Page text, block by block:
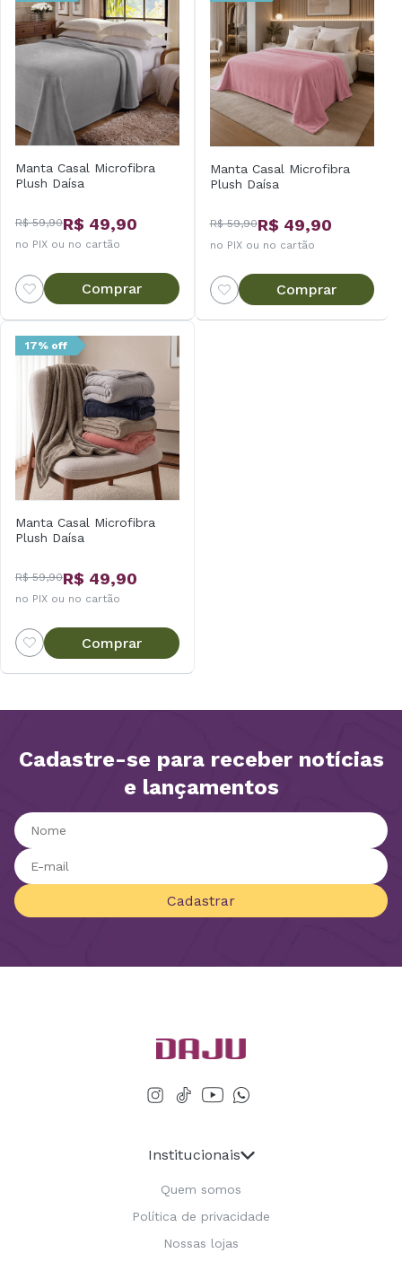
Manta Casal Microfibra
Plush Daísa
R$ 59,90R$ 49,90
no PIX ou no cartão
Comprar
Manta Casal Microfibra
Plush Daísa
R$ 59,90R$ 49,90
no PIX ou no cartão
Comprar
17% off
Manta Casal Microfibra
Plush Daísa
R$ 59,90R$ 49,90
no PIX ou no cartão
Comprar
Cadastre-se para receber notícias
e lançamentos
Cadastrar
Institucionais
Quem somos
Política de privacidade
Nossas lojas